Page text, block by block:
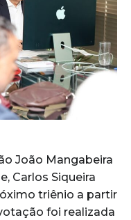
João Mangabeira
Carlos Siqueira
triênio a partir
foi realizada